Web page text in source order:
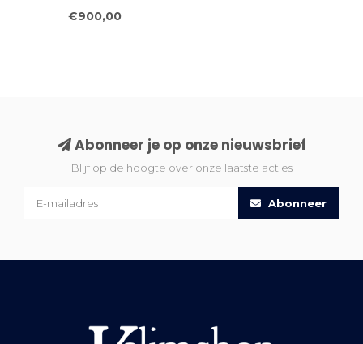
wollen vloerkleed
€900,00
Abonneer je op onze nieuwsbrief
Blijf op de hoogte over onze laatste acties
Abonneer